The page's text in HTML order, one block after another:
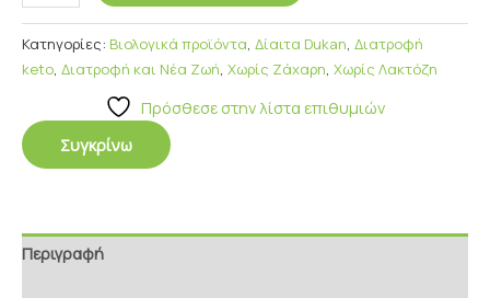
Κατηγορίες: Βιολογικά προϊόντα, Δίαιτα Dukan, Διατροφή
keto, Διατροφή και Νέα Ζωή, Χωρίς Ζάχαρη, Χωρίς Λακτόζη
Πρόσθεσε στην λίστα επιθυμιών
Συγκρίνω
Περιγραφή